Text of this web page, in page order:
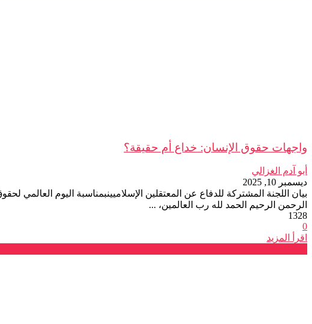
واجهات حقوق الإنسان: خداع أم حقيقة؟
أبو آدم الغزالي
ديسمبر 10, 2025
بيان اللجنة المشتركة للدفاع عن المعتقلين الإسلاميينبمناسبة اليوم
الرحمن الرحيم الحمد لله رب العالمين، ...
1328
0
اقرأ المزيد